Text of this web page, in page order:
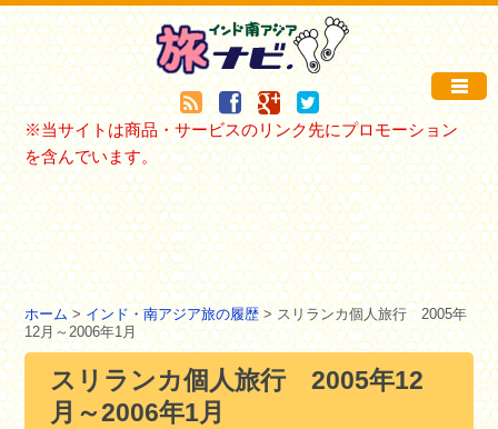
※当サイトは商品・サービスのリンク先にプロモーション
を含んでいます。
ホーム>インド・南アジア旅の履歴> スリランカ個人旅行 2005年
12月～2006年1月
スリランカ個人旅行 2005年12
月～2006年1月